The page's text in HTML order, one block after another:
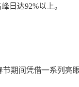
日达92%以上。
期间凭借一系列亮